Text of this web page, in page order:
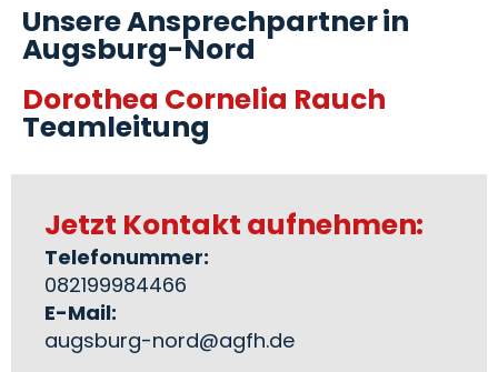
Unsere Ansprechpartner in
Augsburg-Nord
Dorothea Cornelia Rauch
Teamleitung
Jetzt Kontakt aufnehmen:
Telefonummer:
082199984466
E-Mail:
augsburg-nord@agfh.de